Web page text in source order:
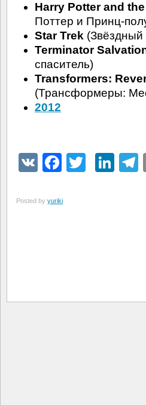
Harry Potter and
Поттер и Принц-
Star Trek(Звёздный
Terminator
спаситель)
Transformers:
(Трансформеры:
2012
VK Facebook
Twitter
Posted by yuriki